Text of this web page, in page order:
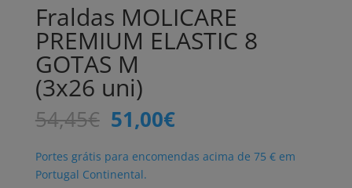
Fraldas MOLICARE
PREMIUM ELASTIC 8
GOTAS M
(3x26 uni)
54,45€ O
preço
original
era:
51,00€O
preço
atual
Portes grátis para encomendas acima de 75 € em
Portugal Continental.